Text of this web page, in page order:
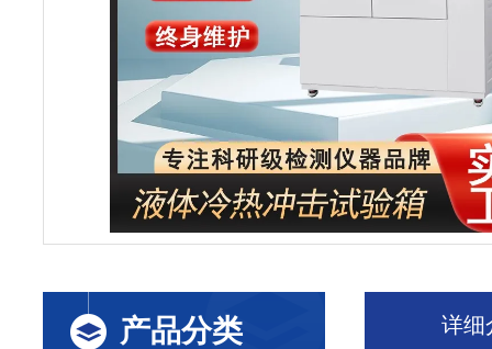
产品分类 详细